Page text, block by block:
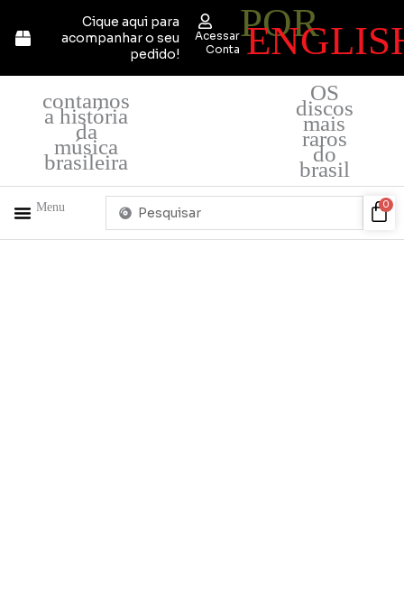
para
Cique aqui para
acompanhar o seu
pedido!
Acessar
Conta
POR
contamos
a história
da
música
brasileira
OS
discos
mais
raros
do
brasil
Menu
Pesquisar
0